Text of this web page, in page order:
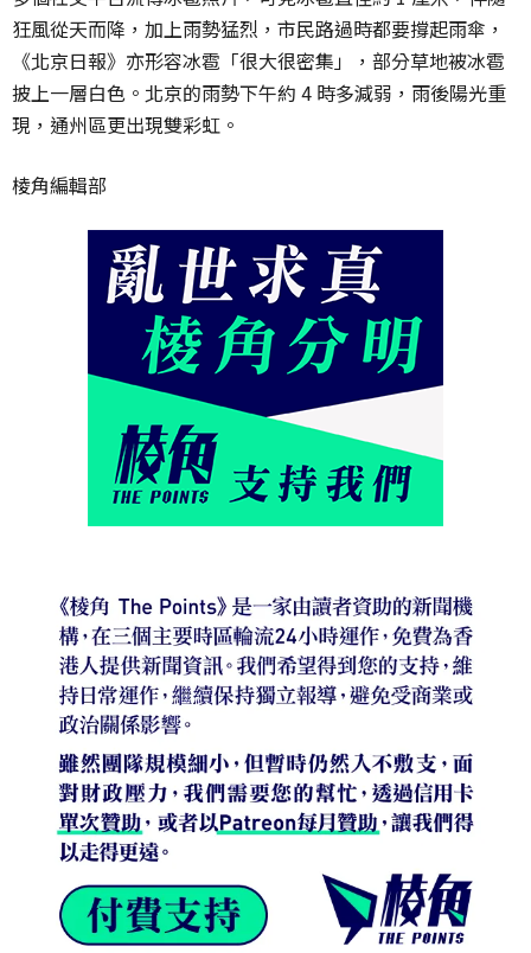
狂風從天而降，加上雨勢猛烈，市民路過時都要撐起雨傘，
《北京日報》亦形容冰雹「很大很密集」，部分草地被冰雹
披上一層白色。北京的雨勢下午約 4 時多減弱，雨後陽光重
現，通州區更出現雙彩虹。
棱角編輯部